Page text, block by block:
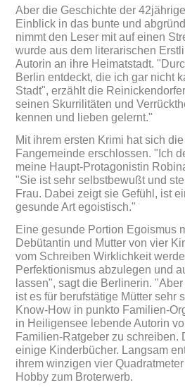
Aber die Geschichte der
Einblick in das bunte und
nimmt den Leser mit auf einen
wurde aus dem literarischen
Autorin an ihre Heimatstadt.
Berlin entdeckt, die ich gar nicht
Stadt", erzählt die
seinen Skurrilitäten und
kennen und lieben gelernt."
Mit ihrem ersten Krimi hat sich
Fangemeinde erschlossen. "Ich
meine Haupt-Protagonistin
"Sie ist sehr selbstbewußt und
Frau. Dabei zeigt sie Gefühl, ist
gesunde Art egoistisch."
Eine gesunde Portion Egoismus
Debütantin und Mutter von vier
vom Schreiben Wirklichkeit
Perfektionismus abzulegen und
lassen", sagt die Berlinerin.
ist es für berufstätige Mütter sehr
Know-How in punkto Familien-
in Heiligensee lebende Autorin
Familien-Ratgeber zu schreiben.
einige Kinderbücher. Langsam
ihrem winzigen vier
Hobby zum Broterwerb.